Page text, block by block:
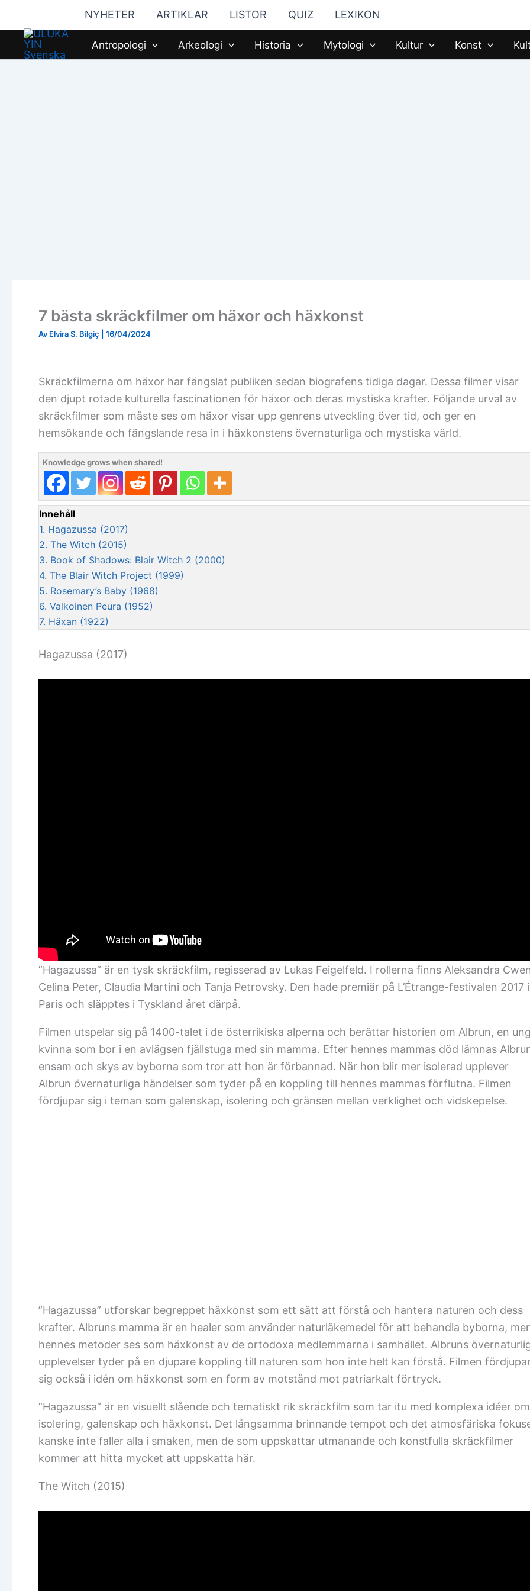
innehåll
NYHETER ARTIKLAR LISTOR QUIZ LEXIKON
Antropologi Arkeologi Historia Mytologi Kultur Konst
7 bästa skräckfilmer om häxor och häxkonst
Av Elvira S. Bilgiç 16/04/2024
Skräckfilmerna om häxor har fängslat publiken sedan biografens tidiga dagar. Dessa filmer visar
den djupt rotade kulturella fascinationen för häxor och deras mystiska krafter. Följande urval av
skräckfilmer som måste ses om häxor visar upp genrens utveckling över tid, och ger en
hemsökande och fängslande resa in i häxkonstens övernaturliga och mystiska värld.
Knowledge grows when shared!
Innehåll
1. Hagazussa (2017)
2. The Witch (2015)
3. Book of Shadows: Blair Witch 2 (2000)
4. The Blair Witch Project (1999)
5. Rosemary’s Baby (1968)
6. Valkoinen Peura (1952)
7. Häxan (1922)
Hagazussa (2017)
”Hagazussa” är en tysk skräckfilm, regisserad av Lukas Feigelfeld. I rollerna finns Aleksandra
Celina Peter, Claudia Martini och Tanja Petrovsky. Den hade premiär på L’Étrange-festivalen 2017 i
Paris och släpptes i Tyskland året därpå.
Filmen utspelar sig på 1400-talet i de österrikiska alperna och berättar historien om Albrun, en ung
kvinna som bor i en avlägsen fjällstuga med sin mamma. Efter hennes mammas död lämnas
ensam och skys av byborna som tror att hon är förbannad. När hon blir mer isolerad upplever
Albrun övernaturliga händelser som tyder på en koppling till hennes mammas förflutna. Filmen
fördjupar sig i teman som galenskap, isolering och gränsen mellan verklighet och vidskepelse.
”Hagazussa” utforskar begreppet häxkonst som ett sätt att förstå och hantera naturen och dess
krafter. Albruns mamma är en healer som använder naturläkemedel för att behandla byborna,
hennes metoder ses som häxkonst av de ortodoxa medlemmarna i samhället. Albruns
upplevelser tyder på en djupare koppling till naturen som hon inte helt kan förstå. Filmen
sig också i idén om häxkonst som en form av motstånd mot patriarkalt förtryck.
”Hagazussa” är en visuellt slående och tematiskt rik skräckfilm som tar itu med komplexa idéer om
isolering, galenskap och häxkonst. Det långsamma brinnande tempot och det atmosfäriska
kanske inte faller alla i smaken, men de som uppskattar utmanande och konstfulla skräckfilmer
kommer att hitta mycket att uppskatta här.
The Witch (2015)